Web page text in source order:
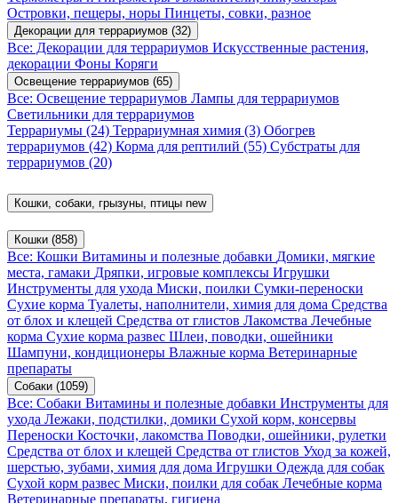
Островки, пещеры, норы Пинцеты, совки, разное
Декорации для террариумов (32)
Все: Декорации для террариумов Искусственные растения,
декорации Фоны Коряги
Освещение террариумов (65)
Все: Освещение террариумов Лампы для террариумов
Светильники для террариумов
Террариумы (24) Террариумная химия (3) Обогрев
террариумов (42) Корма для рептилий (55) Субстраты для
террариумов (20)
Кошки, собаки, грызуны, птицы new
Кошки (858)
Все: Кошки Витамины и полезные добавки Домики, мягкие
места, гамаки Дряпки, игровые комплексы Игрушки
Инструменты для ухода Миски, поилки Сумки-переноски
Сухие корма Туалеты, наполнители, химия для дома Средства
от блох и клещей Средства от глистов Лакомства Лечебные
корма Сухие корма развес Шлеи, поводки, ошейники
Шампуни, кондиционеры Влажные корма Ветеринарные
препараты
Собаки (1059)
Все: Собаки Витамины и полезные добавки Инструменты для
ухода Лежаки, подстилки, домики Сухой корм, консервы
Переноски Косточки, лакомства Поводки, ошейники, рулетки
Средства от блох и клещей Средства от глистов Уход за кожей,
шерстью, зубами, химия для дома Игрушки Одежда для собак
Сухой корм развес Миски, поилки для собак Лечебные корма
Ветеринарные препараты, гигиена